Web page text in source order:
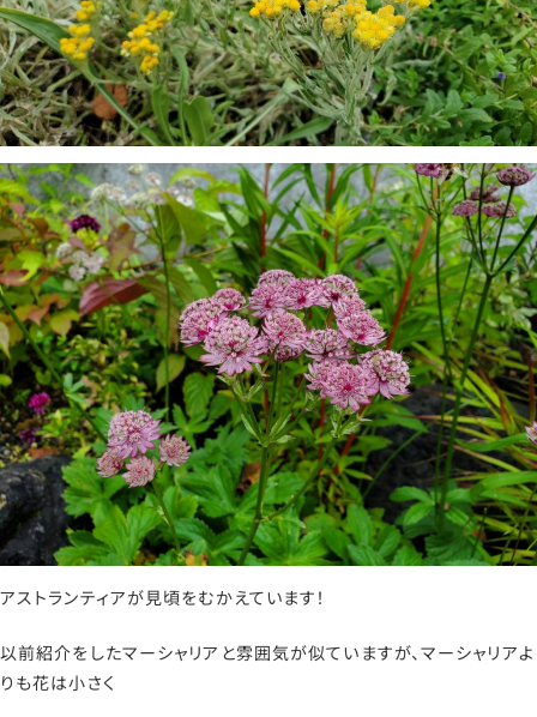
アストランティアが見頃をむかえています！
以前紹介をしたマーシャリアと雰囲気が似ていますが、マーシャリアよ
りも花は小さく